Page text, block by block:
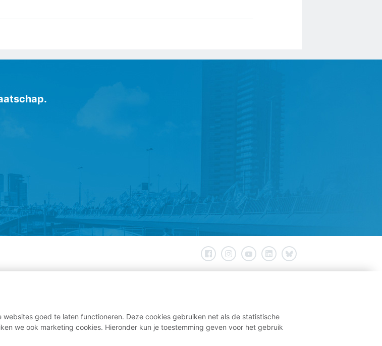
goed te laten functioneren. Deze cookies gebruiken net als de statistische
we ook marketing cookies. Hieronder kun je toestemming geven voor het gebruik